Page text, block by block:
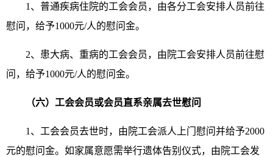
1、普通疾病住院的工会会员，由各分工会安排人员前往
慰问，给予1000元/人的慰问金。
2、患大病、重病的工会会员，由院工会安排人员前往慰
问，给予1000元/人的慰问金。
（六）工会会员或会员直系亲属去世慰问
1、工会会员去世时，由院工会派人上门慰问并给予2000
元的慰问金。如家属意愿需举行遗体告别仪式，由院工会发